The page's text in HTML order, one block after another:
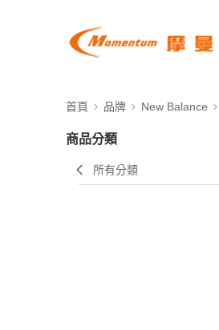
首頁 品牌 New Balance
商品分類
所有分類